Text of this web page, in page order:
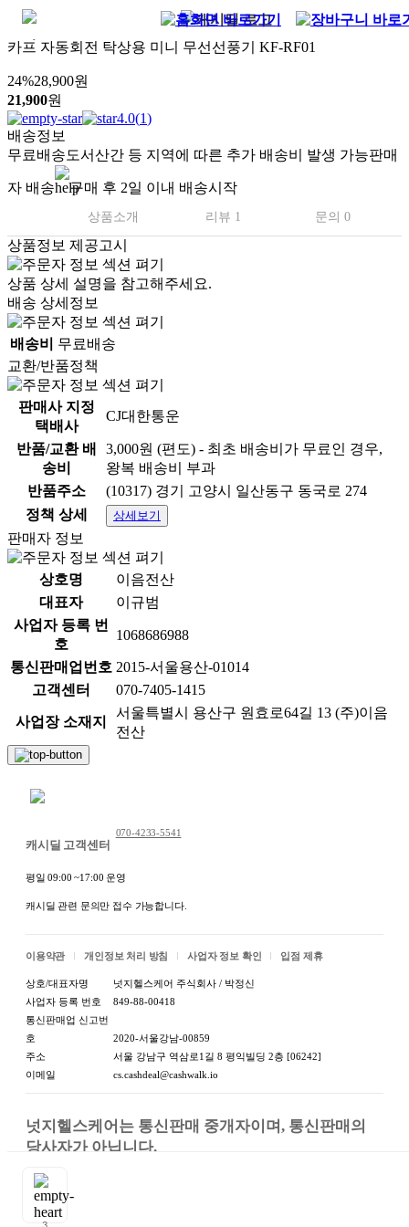
카프 자동회전 탁상용 미니 무선선풍기 KF-RF01
24%28,900원
21,900원
4.0(1)
배송정보
무료배송도서산간 등 지역에 따른 추가 배송비 발생 가능판매
자 배송 구매 후 2일 이내 배송시작
상품소개 리뷰 1 문의 0
상품정보 제공고시
상품 상세 설명을 참고해주세요.
배송 상세정보
배송비
무료배송
교환/반품정책
판매사 지정
택배사
CJ대한통운
반품/교환 배
송비
3,000원 (편도) - 최초 배송비가 무료인 경우,
왕복 배송비 부과
반품주소
(10317) 경기 고양시 일산동구 동국로 274
정책 상세
상세보기
판매자 정보
상호명
이음전산
대표자
이규범
사업자 등록 번
호
1068686988
통신판매업번호 2015-서울용산-01014
고객센터
070-7405-1415
사업장 소재지
서울특별시 용산구 원효로64길 13 (주)이음
전산
캐시딜 고객센터
070-4233-5541
평일 09:00 ~17:00 운영
캐시딜 관련 문의만 접수 가능합니다.
이용약관 개인정보 처리 방침 사업자 정보 확인 입점 제휴
상호/대표자명
넛지헬스케어 주식회사 / 박정신
사업자 등록 번호
849-88-00418
통신판매업 신고번
호
2020-서울강남-00859
주소
서울 강남구 역삼로1길 8 평익빌딩 2층 [06242]
이메일
cs.cashdeal@cashwalk.io
넛지헬스케어는 통신판매 중개자이며, 통신판매의
당사자가 아닙니다.
게 있습니다.